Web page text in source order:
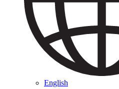
English